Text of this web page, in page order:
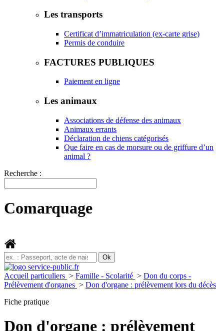
Les transports
Certificat d’immatriculation (ex-carte grise)
Permis de conduire
FACTURES PUBLIQUES
Paiement en ligne
Les animaux
Associations de défense des animaux
Animaux errants
Déclaration de chiens catégorisés
Que faire en cas de morsure ou de griffure d’un
animal ?
Recherche :
Comarquage
Accueil particuliers > Famille - Scolarité > Don du corps -
Prélèvement d'organes > Don d'organe : prélèvement lors du décès
Fiche pratique
Don d'organe : prélèvement